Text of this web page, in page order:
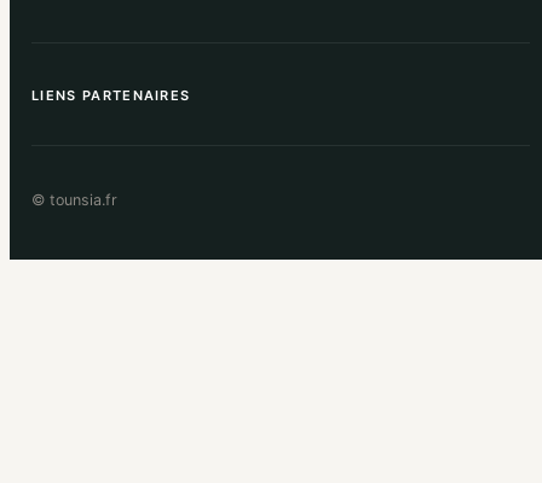
LIENS PARTENAIRES
© tounsia.fr